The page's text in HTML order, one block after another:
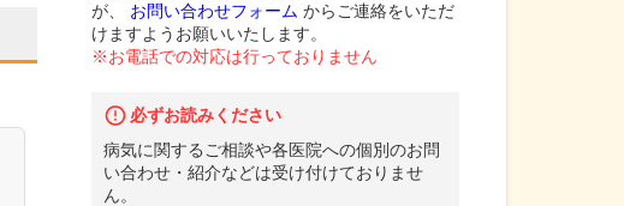
が、
お問い合わせフォーム からご連絡をいただ
けますようお願いいたします。
※お電話での対応は行っておりません
必ずお読みください
病気に関するご相談や各医院への個別のお問
い合わせ・紹介などは受け付けておりませ
ん。